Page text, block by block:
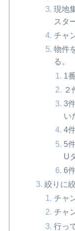
現地
スタ
チャ
物件
る。
1
２
3
い
4
5
U
6
絞りに
チャ
チャ
行っ